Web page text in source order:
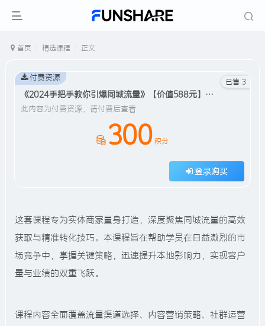
首页 精选课程 正文
《2024手把手教你引爆同城流量》【价值588元】#A638
此内容为付费资源，请付费后查看
300 积分
登录购买
付费资源 已售 3
这套课程专为实体商家量身打造，深度聚焦同城流量的高效
获取与精准转化技巧。本课程旨在帮助学员在日益激烈的市
场竞争中，掌握关键策略，迅速提升本地影响力，实现客户
量与业绩的双重飞跃。
课程内容全面覆盖流量渠道选择、内容营销策略、社群运营